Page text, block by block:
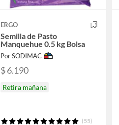
ERGO
Semilla de Pasto
Manquehue 0.5 kg Bolsa
Por SODIMAC
$ 6.190
Retira mañana
(55)